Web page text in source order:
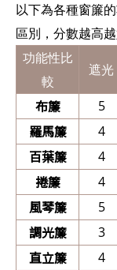
以下為各種窗簾
區別，分數越高越
功能性比
較
遮光
布簾 5
羅馬簾 4
百葉簾 4
捲簾 4
風琴簾 5
調光簾 3
直立簾 4